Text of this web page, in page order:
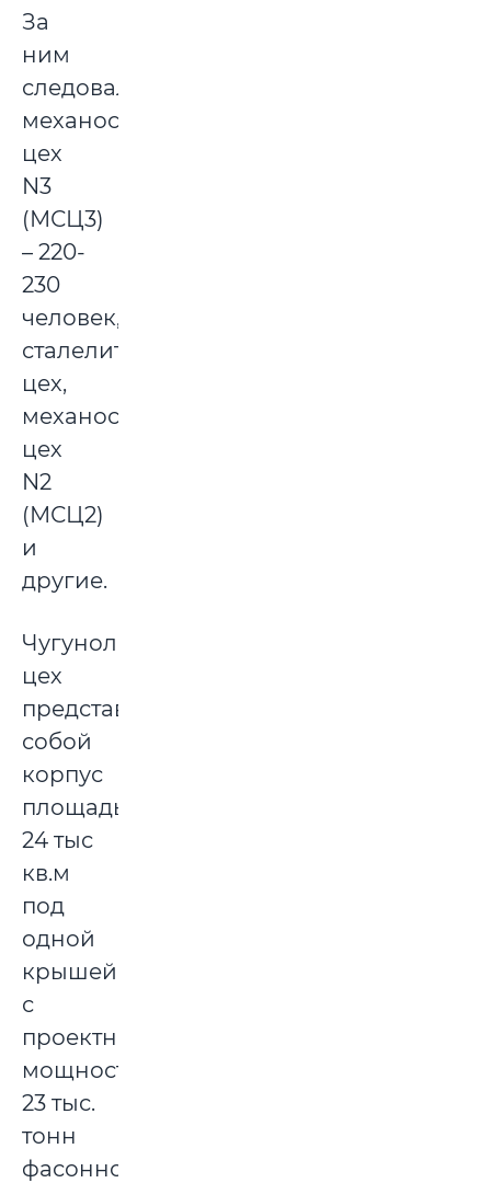
За
ним
следовали:
механосборочный
цех
N3
(МСЦ3)
– 220-
230
человек,
сталелитейный
цех,
механосборочный
цех
N2
(МСЦ2)
и
другие.
Чугунолитейный
цех
представлял
собой
корпус
площадью
24 тыс
кв.м
под
одной
крышей
с
проектной
мощностью
23 тыс.
тонн
фасонного